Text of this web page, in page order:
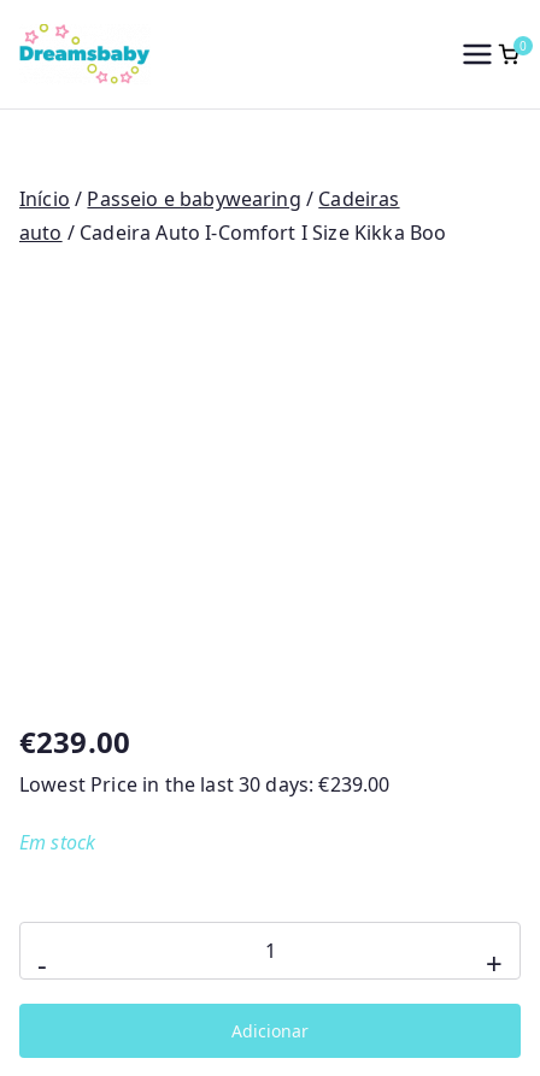
para
conteúdo
Dreams Baby
0
Início / Passeio e babywearing / Cadeiras
auto / Cadeira Auto I-Comfort I Size Kikka Boo
€239.00
Lowest Price in the last 30 days:€239.00
Em stock
-
de
Cadeira
+
Adicionar